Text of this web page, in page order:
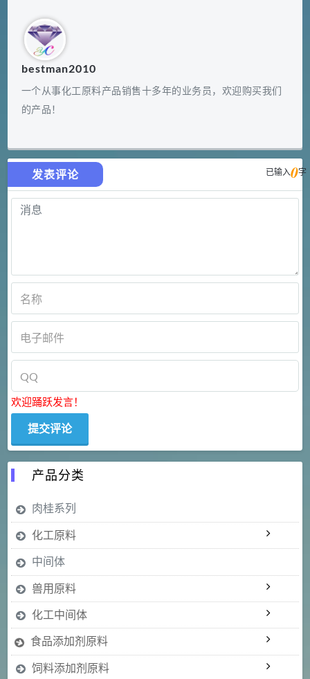
bestman2010
一个从事化工原料产品销售十多年的业务员，欢迎购买我们
的产品！
发表评论 已输入0字
欢迎踊跃发言！
产品分类
肉桂系列
化工原料
中间体
兽用原料
化工中间体
食品添加剂原料
饲料添加剂原料